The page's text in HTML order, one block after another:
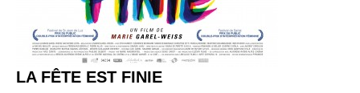
LA FÊTE EST FINIE